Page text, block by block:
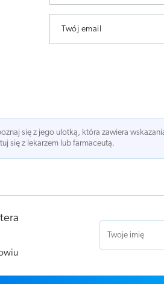
Twój email
się z jego ulotką, która zawiera
się z lekarzem lub farmaceutą.